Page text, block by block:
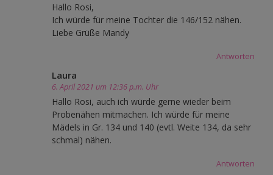
Hallo Rosi,
Ich würde für meine Tochter die 146/152 nähen.
Liebe Grüße Mandy
Antworten
Laura
6. April 2021 um 12:36 p.m. Uhr
Hallo Rosi, auch ich würde gerne wieder beim
Probenähen mitmachen. Ich würde für meine
Mädels in Gr. 134 und 140 (evtl. Weite 134, da sehr
schmal) nähen.
Antworten